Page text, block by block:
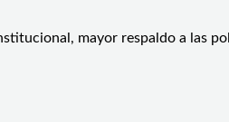
mayor respaldo a las